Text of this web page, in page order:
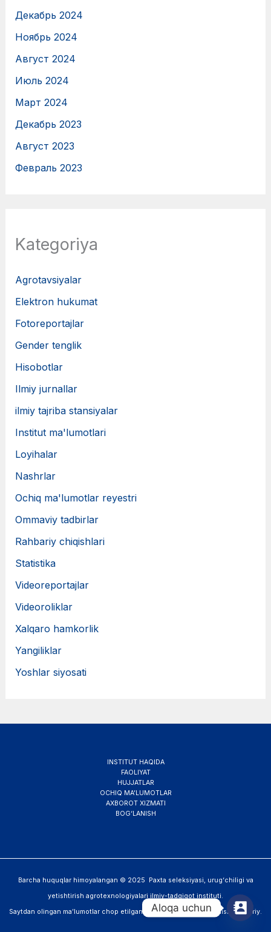
Декабрь 2024
Ноябрь 2024
Август 2024
Июль 2024
Март 2024
Декабрь 2023
Август 2023
Февраль 2023
Kategoriya
Agrotavsiyalar
Elektron hukumat
Fotoreportajlar
Gender tenglik
Hisobotlar
Ilmiy jurnallar
ilmiy tajriba stansiyalar
Institut ma'lumotlari
Loyihalar
Nashrlar
Ochiq ma'lumotlar reyestri
Ommaviy tadbirlar
Rahbariy chiqishlari
Statistika
Videoreportajlar
Videoroliklar
Xalqaro hamkorlik
Yangiliklar
Yoshlar siyosati
INSTITUT HAQIDA
FAOLIYAT
HUJJATLAR
OCHIQ MA’LUMOTLAR
AXBOROT XIZMATI
BOG‘LANISH
Barcha huquqlar himoyalangan © 2025 Paxta seleksiyasi, urug‘chiligi va
yetishtirish agrotexnologiyalari ilmiy-tadqiqot instituti.
Saytdan olingan ma’lumotlar chop etilganda veb-saytga havola qilish majburiy.
Aloqa uchun